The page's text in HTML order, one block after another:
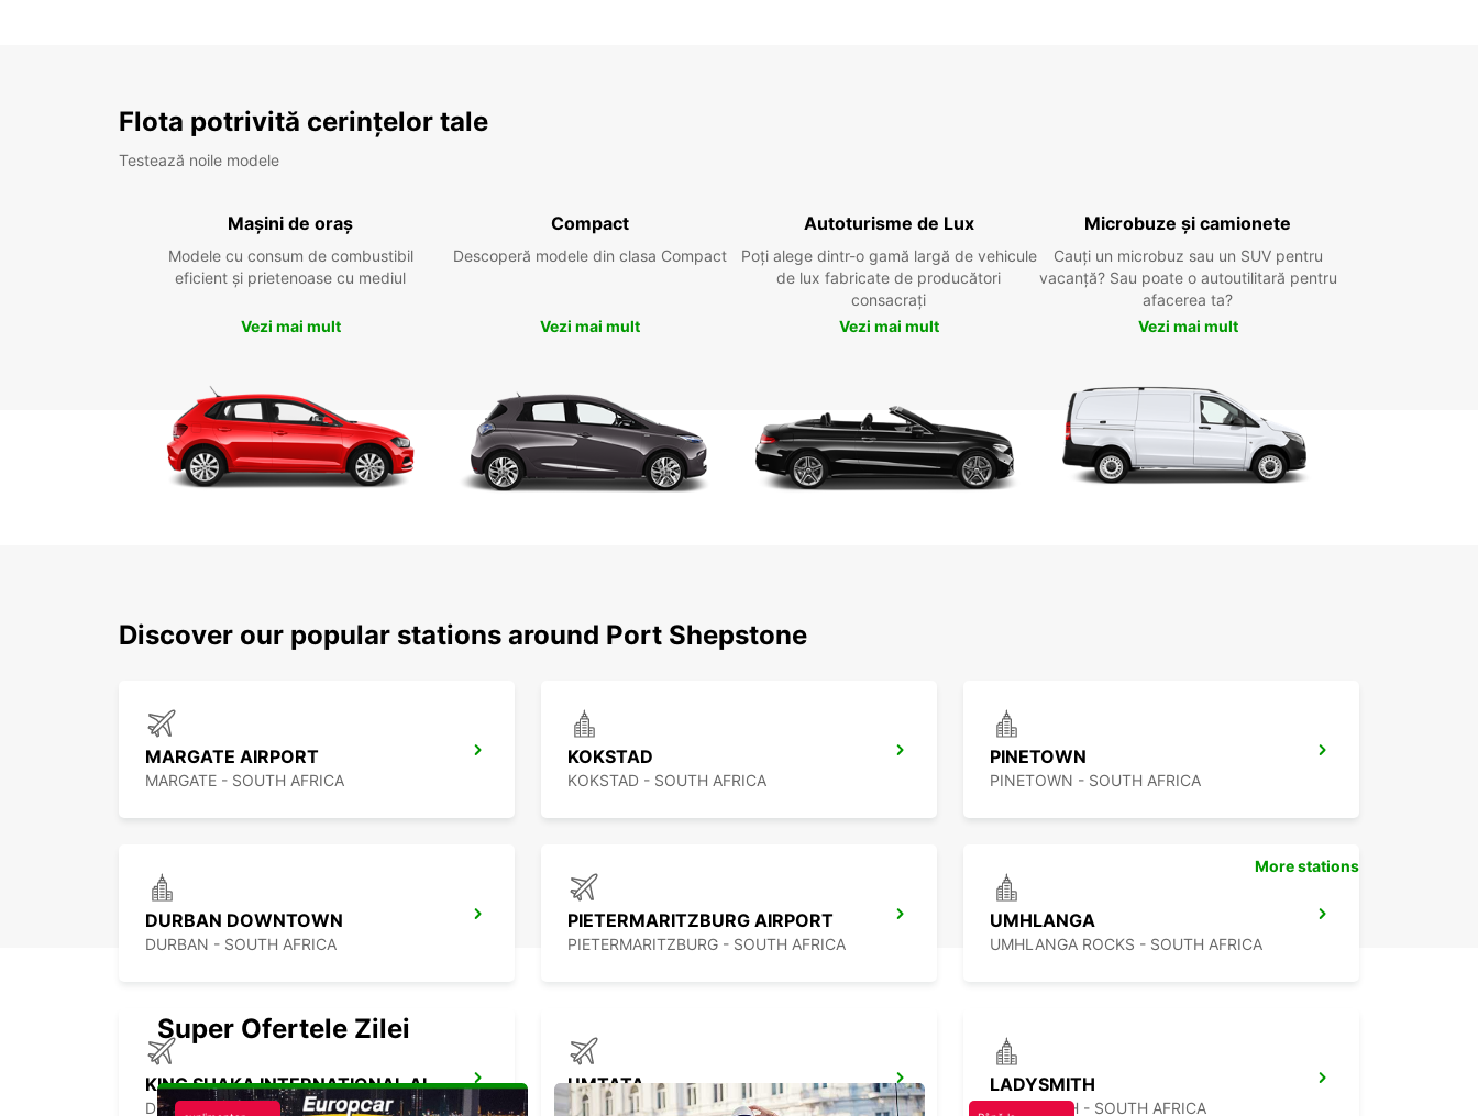
Flota potrivită cerințelor tale
Testează noile modele
Mașini de oraș
Modele cu consum de combustibil
eficient și prietenoase cu mediul
Vezi mai mult
Compact
Descoperă modele din clasa Compact
Vezi mai mult
Autoturisme de Lux
Poți alege dintr-o gamă largă de vehicule
de lux fabricate de producători
consacrați
Vezi mai mult
Microbuze și camionete
Cauți un microbuz sau un SUV pentru
vacanță? Sau poate o autoutilitară pentru
afacerea ta?
Vezi mai mult
Discover our popular stations around Port Shepstone
MARGATE AIRPORT
MARGATE - SOUTH AFRICA
KOKSTAD
KOKSTAD - SOUTH AFRICA
PINETOWN
PINETOWN - SOUTH AFRICA
DURBAN DOWNTOWN
DURBAN - SOUTH AFRICA
PIETERMARITZBURG AIRPORT
PIETERMARITZBURG - SOUTH AFRICA
UMHLANGA
UMHLANGA ROCKS - SOUTH AFRICA
KING SHAKA INTERNATIONAL AIRPORT
DURBAN - SOUTH AFRICA
UMTATA
UMTATA - SOUTH AFRICA
LADYSMITH
LADYSMITH - SOUTH AFRICA
More stations
Super Ofertele Zilei